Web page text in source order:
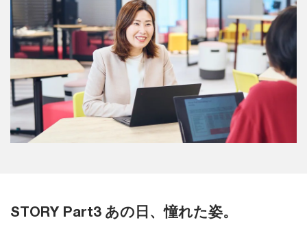
STORY Part3 あの日、憧れた姿。